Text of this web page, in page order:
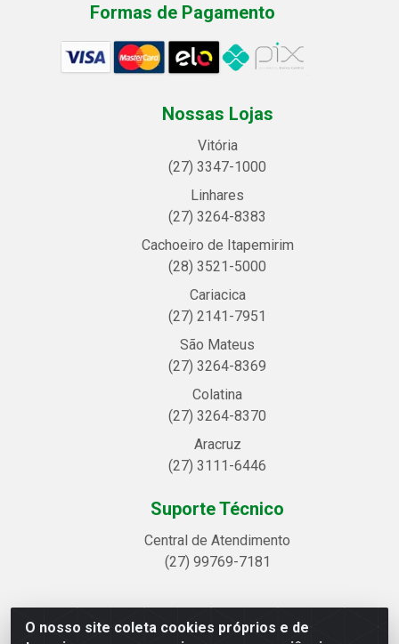
O nosso site coleta cookies próprios e de
Formas de Pagamento
Nossas Lojas
Vitória
(27) 3347-1000
Linhares
(27) 3264-8383
Cachoeiro de Itapemirim
(28) 3521-5000
Cariacica
(27) 2141-7951
São Mateus
(27) 3264-8369
Colatina
(27) 3264-8370
Aracruz
(27) 3111-6446
Suporte Técnico
Central de Atendimento
(27) 99769-7181
Linhavix Distribuidora LTDA - Avenida Alegre, 2521 -